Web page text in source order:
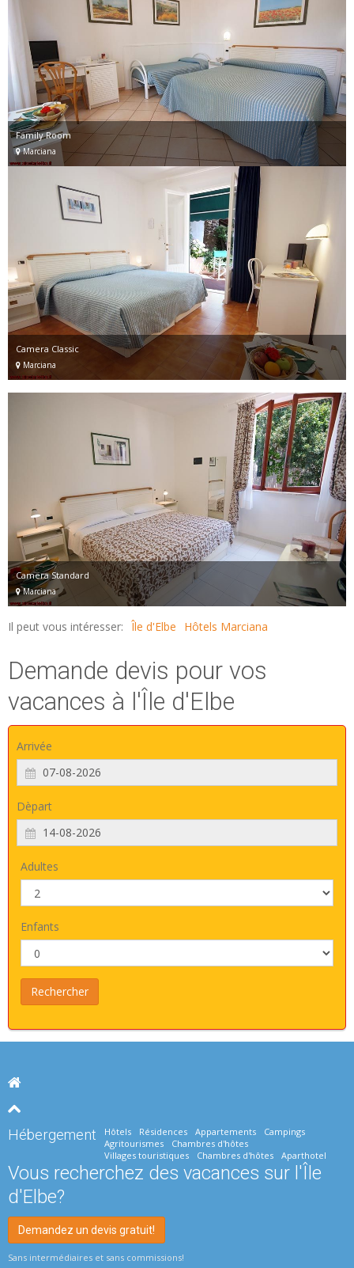
Family Room
Marciana
Camera Classic
Marciana
Camera Standard
Marciana
Il peut vous intéresser: Île d'Elbe Hôtels Marciana
Demande devis pour vos
vacances à l'Île d'Elbe
Arrivée
Dèpart
Adultes
Enfants
Hébergement Hôtels Résidences Appartements
Campings
Agritourismes
Chambres d'hôtes
Villages touristiques
Chambres d'hôtes Aparthotel
Vous recherchez des vacances sur l'Île
d'Elbe?
Demandez un devis gratuit!
Sans intermédiaires et sans commissions!